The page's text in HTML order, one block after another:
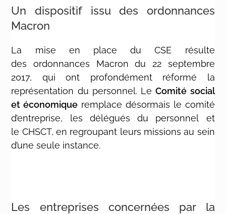
Un dispositif issu des ordonnances
Macron
La mise en place du CSE résulte
des ordonnances Macron du 22 septembre
2017, qui ont profondément réformé la
représentation du personnel. LeComité social
et économique remplace désormais le comité
d’entreprise, les délégués du personnel et
le CHSCT, en regroupant leurs missions au sein
d’une seule instance.
Les entreprises concernées par la